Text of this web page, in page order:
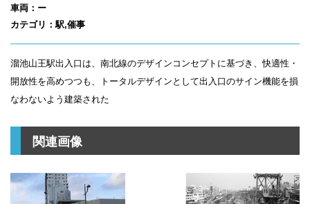
車両：ー
カテゴリ：駅,催事
溜池山王駅出入口は、南北線のデザインコンセプトに基づき、快適性・
開放性を高めつつも、トータルデザインとして出入口のサイン機能を損
なわないよう建築された
関連画像